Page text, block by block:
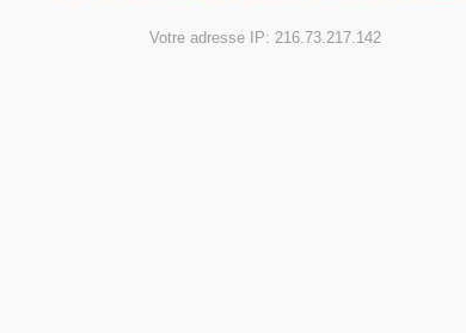
Votre adresse IP: 216.73.217.142